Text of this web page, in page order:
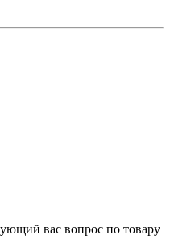
вас вопрос по товару